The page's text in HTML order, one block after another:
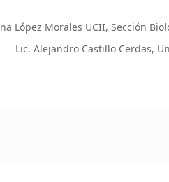
López Morales UCII, Sección
Lic. Alejandro Castillo Cerdas,